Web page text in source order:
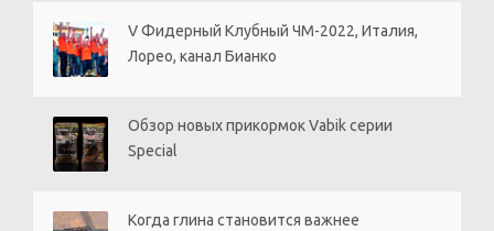
V Фидерный Клубный ЧМ-2022, Италия,
Лорео, канал Бианко
Обзор новых прикормок Vabik серии
Special
Когда глина становится важнее